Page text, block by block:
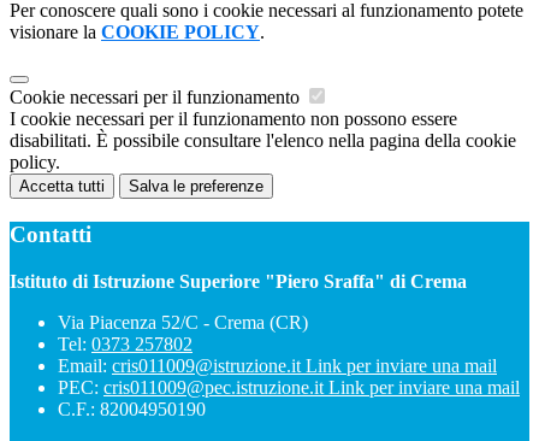
Per conoscere quali sono i cookie necessari al funzionamento potete
visionare la COOKIE POLICY.
Cookie necessari per il funzionamento
I cookie necessari per il funzionamento non possono essere
disabilitati. È possibile consultare l'elenco nella pagina della cookie
policy.
Accetta tutti Salva le preferenze
Contatti
Istituto di Istruzione Superiore "Piero Sraffa" di Crema
Via Piacenza 52/C - Crema (CR)
Tel: 0373 257802
Email: cris011009@istruzione.it Link per inviare una mail
PEC: cris011009@pec.istruzione.it Link per inviare una mail
C.F.: 82004950190